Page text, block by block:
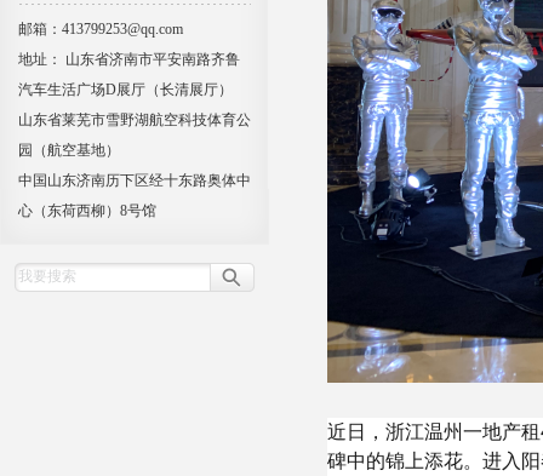
邮箱：413799253@qq.com
地址： 山东省济南市平安南路齐鲁
汽车生活广场D展厅（长清展厅）
山东省莱芜市雪野湖航空科技体育公
园（航空基地）
中国山东济南历下区经十东路奥体中
心（东荷西柳）8号馆
近日，浙江温州一地产
碑中的锦上添花。进入